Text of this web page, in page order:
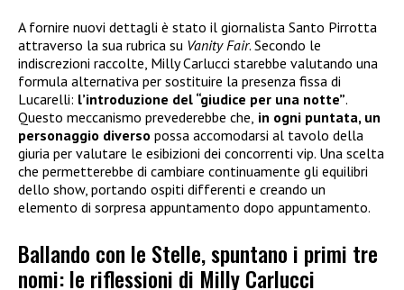
A fornire nuovi dettagli è stato il giornalista Santo Pirrotta
attraverso la sua rubrica su Vanity Fair. Secondo le
indiscrezioni raccolte, Milly Carlucci starebbe valutando una
formula alternativa per sostituire la presenza fissa di
Lucarelli: l’introduzione del “giudice per una notte”.
Questo meccanismo prevederebbe che, in ogni puntata, un
personaggio diverso possa accomodarsi al tavolo della
giuria per valutare le esibizioni dei concorrenti vip. Una scelta
che permetterebbe di cambiare continuamente gli equilibri
dello show, portando ospiti differenti e creando un
elemento di sorpresa appuntamento dopo appuntamento.
Ballando con le Stelle, spuntano i primi tre
nomi: le riflessioni di Milly Carlucci